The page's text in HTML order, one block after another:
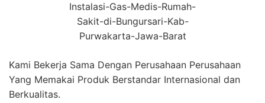
Instalasi-Gas-Medis-Rumah-
Sakit-di-Bungursari-Kab-
Purwakarta-Jawa-Barat
Kami Bekerja Sama Dengan Perusahaan Perusahaan
Yang Memakai Produk Berstandar Internasional dan
Berkualitas.